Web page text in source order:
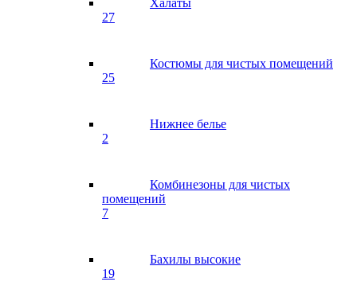
Халаты
27
Костюмы для чистых помещений
25
Нижнее белье
2
Комбинезоны для чистых
помещений
7
Бахилы высокие
19